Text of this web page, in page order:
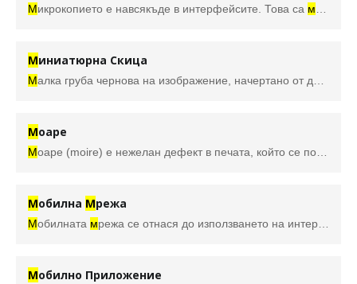
Микрокопието е навсякъде в интерфейсите. Това са м
Миниатюрна Скица
Малка груба чернова на изображение, начертано от дизайнер по вре
Моаре
Моаре (moire) е нежелан дефект в печата, който се появява при наслагването на различните цветове един върху друг. За съжаление процеса е неулови
Мобилна Мрежа
Мобилната мрежа се отнася до използването на интернет чрез преноси
Мобилно Приложение